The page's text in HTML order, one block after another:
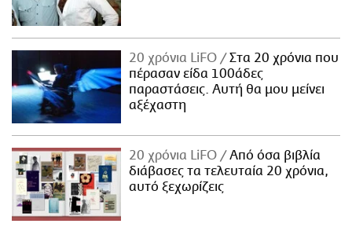
20 χρόνια LiFO
Στα 20 χρόνια που
πέρασαν είδα 100άδες
παραστάσεις. Αυτή θα μου μείνει
αξέχαστη
20 χρόνια LiFO
Από όσα βιβλία
διάβασες τα τελευταία 20 χρόνια,
αυτό ξεχωρίζεις